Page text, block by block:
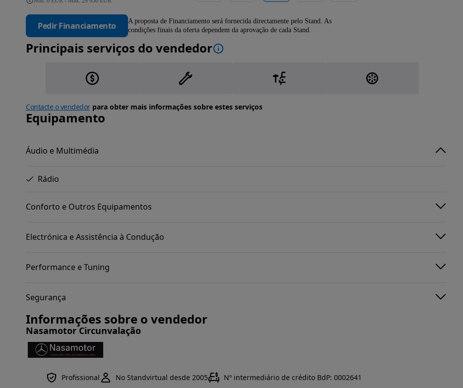
Pedir Financiamento
A proposta de Financiamento será fornecida directamente pelo Stand. As
condições finais da oferta dependem da aprovação de cada Stand.
Principais serviços do vendedor
Contacte o vendedorpara obter mais informações sobre estes serviços
Equipamento
Áudio e Multimédia
Rádio
Conforto e Outros Equipamentos
Electrónica e Assistência à Condução
Performance e Tuning
Segurança
Informações sobre o vendedor
Nasamotor Circunvalação
Profissional No Standvirtual desde 2005 Nº intermediário de crédito BdP: 0002641